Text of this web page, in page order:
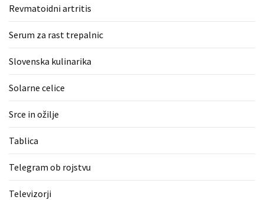
Revmatoidni artritis
Serum za rast trepalnic
Slovenska kulinarika
Solarne celice
Srce in ožilje
Tablica
Telegram ob rojstvu
Televizorji